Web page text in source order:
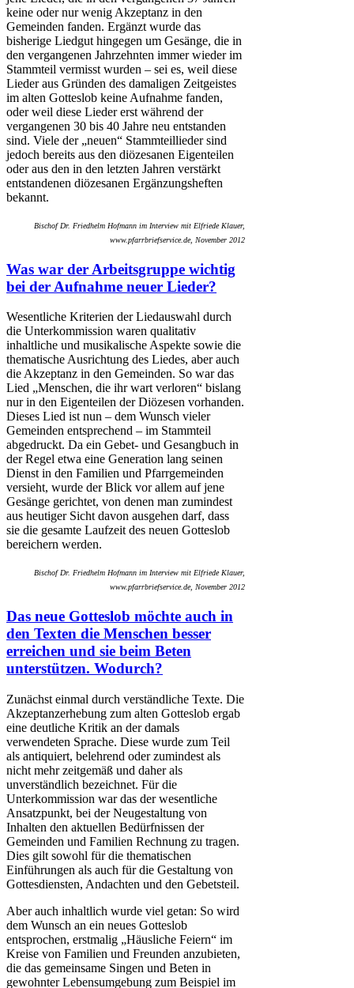
keine oder nur wenig Akzeptanz in den
Gemeinden fanden. Ergänzt wurde das
bisherige Liedgut hingegen um Gesänge, die in
den vergangenen Jahrzehnten immer wieder im
Stammteil vermisst wurden – sei es, weil diese
Lieder aus Gründen des damaligen Zeitgeistes
im alten Gotteslob keine Aufnahme fanden,
oder weil diese Lieder erst während der
vergangenen 30 bis 40 Jahre neu entstanden
sind. Viele der „neuen“ Stammteillieder sind
jedoch bereits aus den diözesanen Eigenteilen
oder aus den in den letzten Jahren verstärkt
entstandenen diözesanen Ergänzungsheften
bekannt.
Bischof Dr. Friedhelm Hofmann im Interview mit Elfriede Klauer,
www.pfarrbriefservice.de, November 2012
Was war der Arbeitsgruppe wichtig
bei der Aufnahme neuer Lieder?
Wesentliche Kriterien der Liedauswahl durch
die Unterkommission waren qualitativ
inhaltliche und musikalische Aspekte sowie die
thematische Ausrichtung des Liedes, aber auch
die Akzeptanz in den Gemeinden. So war das
Lied „Menschen, die ihr wart verloren“ bislang
nur in den Eigenteilen der Diözesen vorhanden.
Dieses Lied ist nun – dem Wunsch vieler
Gemeinden entsprechend – im Stammteil
abgedruckt. Da ein Gebet- und Gesangbuch in
der Regel etwa eine Generation lang seinen
Dienst in den Familien und Pfarrgemeinden
versieht, wurde der Blick vor allem auf jene
Gesänge gerichtet, von denen man zumindest
aus heutiger Sicht davon ausgehen darf, dass
sie die gesamte Laufzeit des neuen Gotteslob
bereichern werden.
Bischof Dr. Friedhelm Hofmann im Interview mit Elfriede Klauer,
www.pfarrbriefservice.de, November 2012
Das neue Gotteslob möchte auch in
den Texten die Menschen besser
erreichen und sie beim Beten
unterstützen. Wodurch?
Zunächst einmal durch verständliche Texte. Die
Akzeptanzerhebung zum alten Gotteslob ergab
eine deutliche Kritik an der damals
verwendeten Sprache. Diese wurde zum Teil
als antiquiert, belehrend oder zumindest als
nicht mehr zeitgemäß und daher als
unverständlich bezeichnet. Für die
Unterkommission war das der wesentliche
Ansatzpunkt, bei der Neugestaltung von
Inhalten den aktuellen Bedürfnissen der
Gemeinden und Familien Rechnung zu tragen.
Dies gilt sowohl für die thematischen
Einführungen als auch für die Gestaltung von
Gottesdiensten, Andachten und den Gebetsteil.
Aber auch inhaltlich wurde viel getan: So wird
dem Wunsch an ein neues Gotteslob
entsprochen, erstmalig „Häusliche Feiern“ im
Kreise von Familien und Freunden anzubieten,
die das gemeinsame Singen und Beten in
gewohnter Lebensumgebung zum Beispiel im